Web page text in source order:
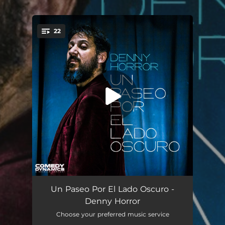
You're all set!
22
¿Alguien Me Conoce? 02:06
Un Paseo Por El Lado Oscuro -
Denny Horror
Choose your preferred music service